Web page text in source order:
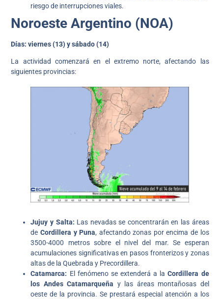
riesgo de interrupciones viales.
Noroeste Argentino (NOA)
Días: viernes (13) y sábado (14)
La actividad comenzará en el extremo norte, afectando las
siguientes provincias:
Jujuy y Salta: Las nevadas se concentrarán en las áreas
de Cordillera y Puna, afectando zonas por encima de los
3500-4000 metros sobre el nivel del mar. Se esperan
acumulaciones significativas en pasos fronterizos y zonas
altas de la Quebrada y Precordillera.
Catamarca: El fenómeno se extenderá a laCordillera de
los Andes Catamarqueña y las áreas montañosas del
oeste de la provincia. Se prestará especial atención a los